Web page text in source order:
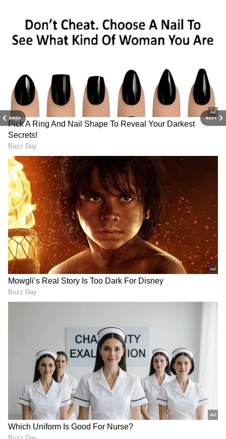
PREV NEXT
3
4
5. నీటి లభ్యత అత్యవసరం..
జీవం మనుగడ సాగించాలంటే ద్రవ రూపంలో ఉండే నీరు
అత్యవసరం. ఆహారం లేకపోయినా జీవులు కొన్ని రోజుల
వరకు బతకగలవు. కానీ నీరు లేకపోతే వెంటనే
చనిపోతాయి. అందువల్ల సదరు గ్రహంపై నీటి ఉనికి కోసం
శాస్త్రవేత్తలు పరీక్షలు చేస్తారు.